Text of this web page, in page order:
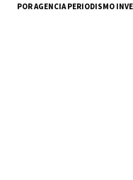
POR AGENCIA PERIODISMO